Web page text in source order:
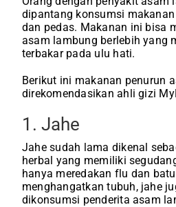
dipantang konsumsi
dan pedas. Makanan ini bisa
asam lambung berlebih yang
terbakar pada ulu hati.
Berikut ini makanan penurun
direkomendasikan ahli gizi
1. Jahe
Jahe sudah lama dikenal
herbal yang memiliki
hanya meredakan flu dan
menghangatkan tubuh, jahe
dikonsumsi penderita asam